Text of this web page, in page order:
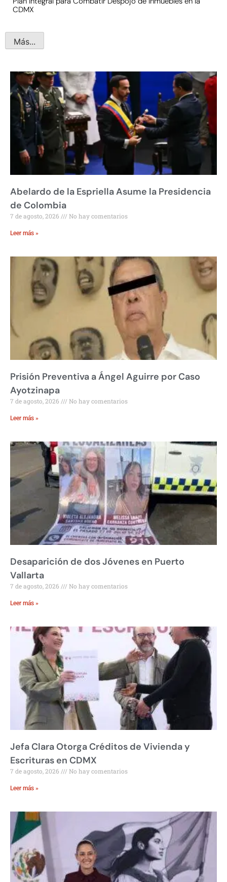
CDMX
Más...
Abelardo de la Espriella Asume la Presidencia
de Colombia
7 de agosto, 2026 No hay comentarios
Leer más »
Prisión Preventiva a Ángel Aguirre por Caso
Ayotzinapa
7 de agosto, 2026 No hay comentarios
Leer más »
Desaparición de dos Jóvenes en Puerto
Vallarta
7 de agosto, 2026 No hay comentarios
Leer más »
Jefa Clara Otorga Créditos de Vivienda y
Escrituras en CDMX
7 de agosto, 2026 No hay comentarios
Leer más »